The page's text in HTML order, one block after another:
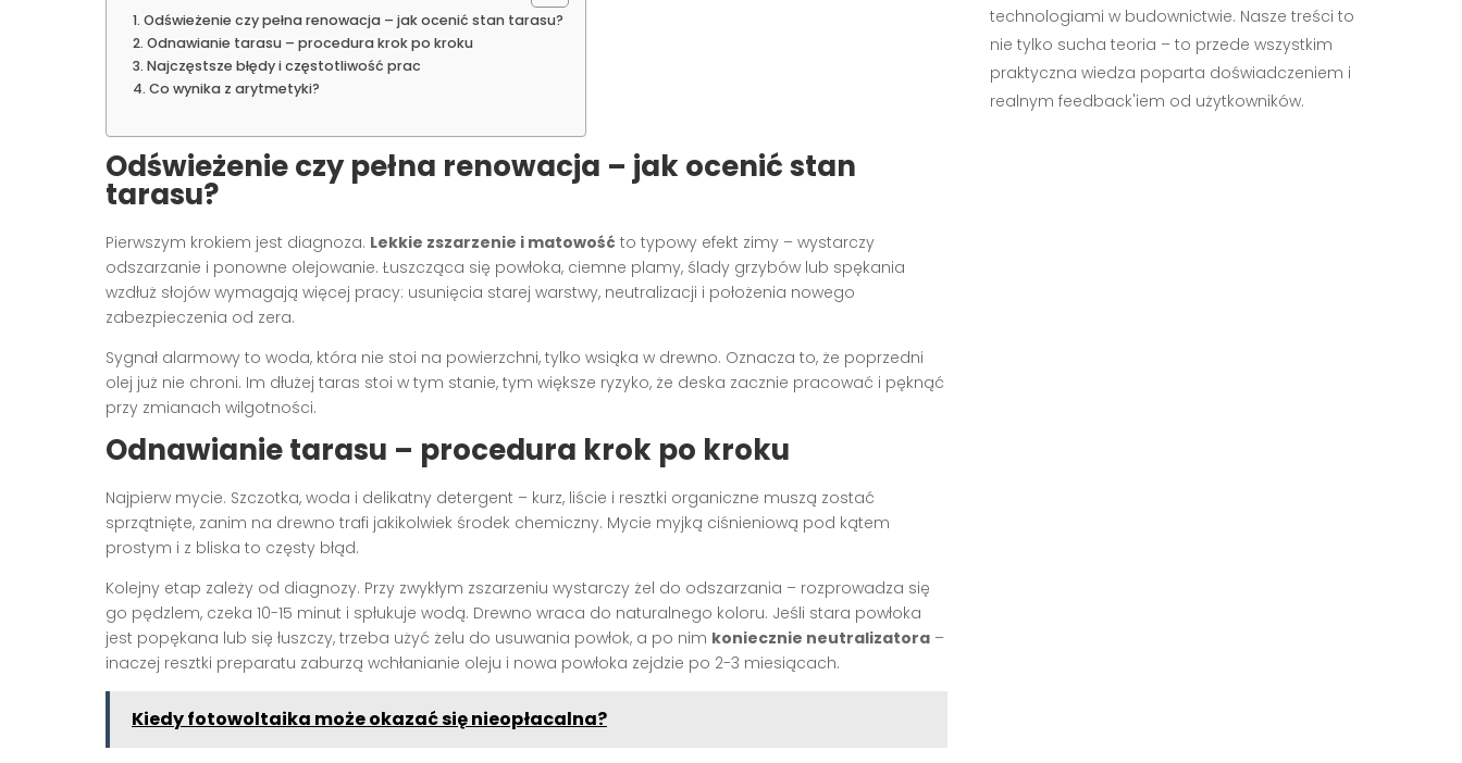
Odświeżenie czy pełna renowacja – jak ocenić stan tarasu?
Odnawianie tarasu – procedura krok po kroku
Najczęstsze błędy i częstotliwość prac
Co wynika z arytmetyki?
Odświeżenie czy pełna renowacja – jak ocenić stan
tarasu?
Pierwszym krokiem jest diagnoza. Lekkie zszarzenie i matowość to typowy efekt zimy – wystarczy
odszarzanie i ponowne olejowanie. Łuszcząca się powłoka, ciemne plamy, ślady grzybów lub spękania
wzdłuż słojów wymagają więcej pracy: usunięcia starej warstwy, neutralizacji i położenia nowego
zabezpieczenia od zera.
Sygnał alarmowy to woda, która nie stoi na powierzchni, tylko wsiąka w drewno. Oznacza to, że poprzedni
olej już nie chroni. Im dłużej taras stoi w tym stanie, tym większe ryzyko, że deska zacznie pracować i pęknąć
przy zmianach wilgotności.
Odnawianie tarasu – procedura krok po kroku
Najpierw mycie. Szczotka, woda i delikatny detergent – kurz, liście i resztki organiczne muszą zostać
sprzątnięte, zanim na drewno trafi jakikolwiek środek chemiczny. Mycie myjką ciśnieniową pod kątem
prostym i z bliska to częsty błąd.
Kolejny etap zależy od diagnozy. Przy zwykłym zszarzeniu wystarczy żel do odszarzania – rozprowadza się
go pędzlem, czeka 10-15 minut i spłukuje wodą. Drewno wraca do naturalnego koloru. Jeśli stara powłoka
jest popękana lub się łuszczy, trzeba użyć żelu do usuwania powłok, a po nim koniecznie neutralizatora –
inaczej resztki preparatu zaburzą wchłanianie oleju i nowa powłoka zejdzie po 2-3 miesiącach.
Kiedy fotowoltaika może okazać się nieopłacalna?
technologiami w budownictwie. Nasze treści to
nie tylko sucha teoria – to przede wszystkim
praktyczna wiedza poparta doświadczeniem i
realnym feedback'iem od użytkowników.